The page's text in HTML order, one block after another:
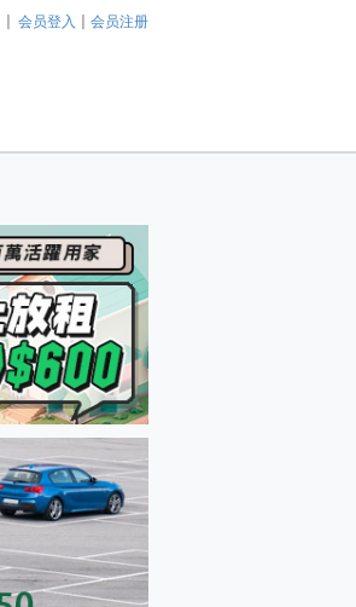
| 会员登入 | 会员注册